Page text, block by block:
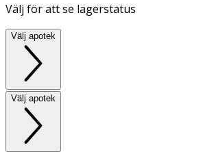
Välj för att se lagerstatus
Välj apotek
Välj apotek